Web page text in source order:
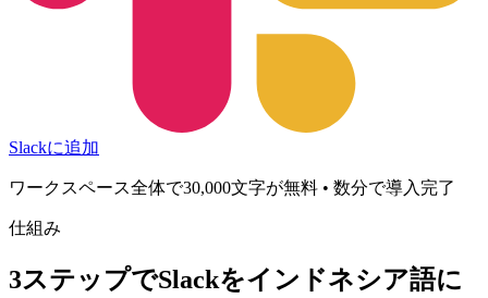
Slackに追加
ワークスペース全体で30,000文字が無料 • 数分で導入完了
仕組み
3ステップでSlackをインドネシア語に